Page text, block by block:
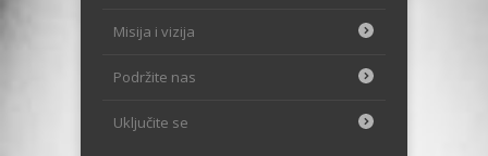
Misija i vizija
Podržite nas
Uključite se